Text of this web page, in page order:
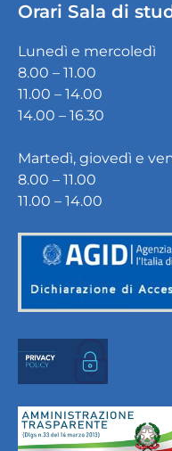
Orari Sala di
Lunedì e mercoledì
8.00 – 11.00
11.00 – 14.00
14.00 – 16.30
Martedì, giovedì e
8.00 – 11.00
11.00 – 14.00